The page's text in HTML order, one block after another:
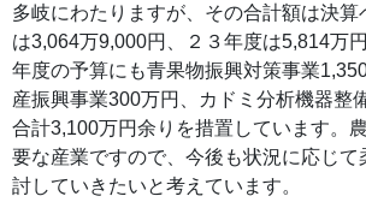
多岐にわたりますが、その合計額は決算
は3,064万9,000円、２３年度は5,814万
年度の予算にも青果物振興対策事業
産振興事業300万円、カドミ分析機器整
合計3,100万円余りを措置しています。
要な産業ですので、今後も状況に応じて
討していきたいと考えています。